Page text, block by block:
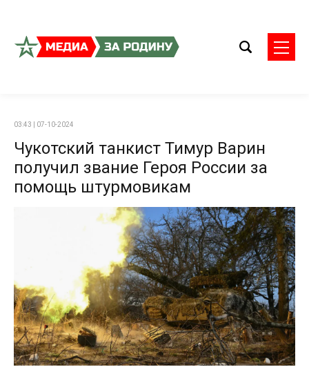
03:43 | 07-10-2024
Чукотский танкист Тимур Варин
получил звание Героя России за
помощь штурмовикам